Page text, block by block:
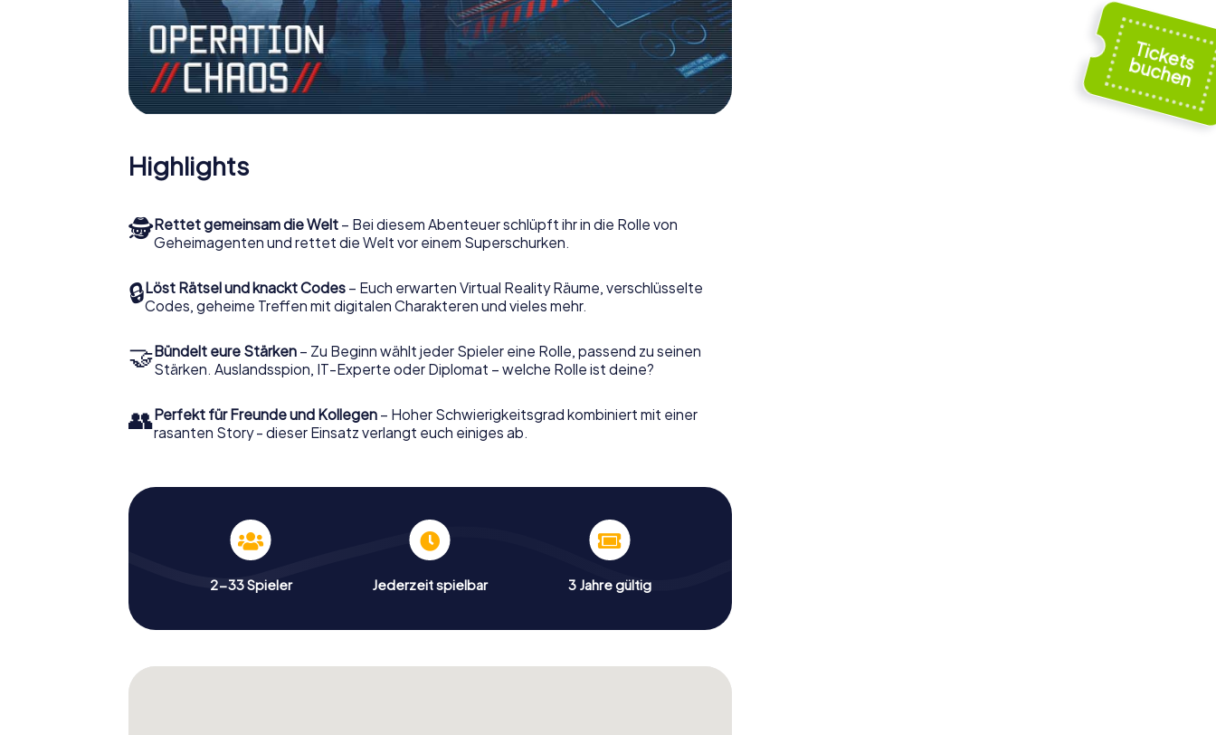
Highlights
🕵Rettet gemeinsam die Welt – Bei diesem Abenteuer schlüpft ihr in die Rolle von
Geheimagenten und rettet die Welt vor einem Superschurken.
🔒Löst Rätsel und knackt Codes – Euch erwarten Virtual Reality Räume, verschlüsselte
Codes, geheime Treffen mit digitalen Charakteren und vieles mehr.
🤝Bündelt eure Stärken – Zu Beginn wählt jeder Spieler eine Rolle, passend zu seinen
Stärken. Auslandsspion, IT-Experte oder Diplomat – welche Rolle ist deine?
👥Perfekt für Freunde und Kollegen – Hoher Schwierigkeitsgrad kombiniert mit einer
rasanten Story - dieser Einsatz verlangt euch einiges ab.
2-33 Spieler Jederzeit spielbar 3 Jahre gültig